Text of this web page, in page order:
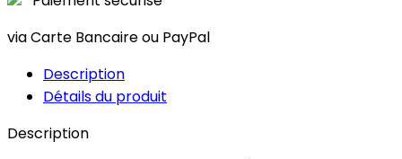
via Carte Bancaire ou PayPal
Description
Détails du produit
Description